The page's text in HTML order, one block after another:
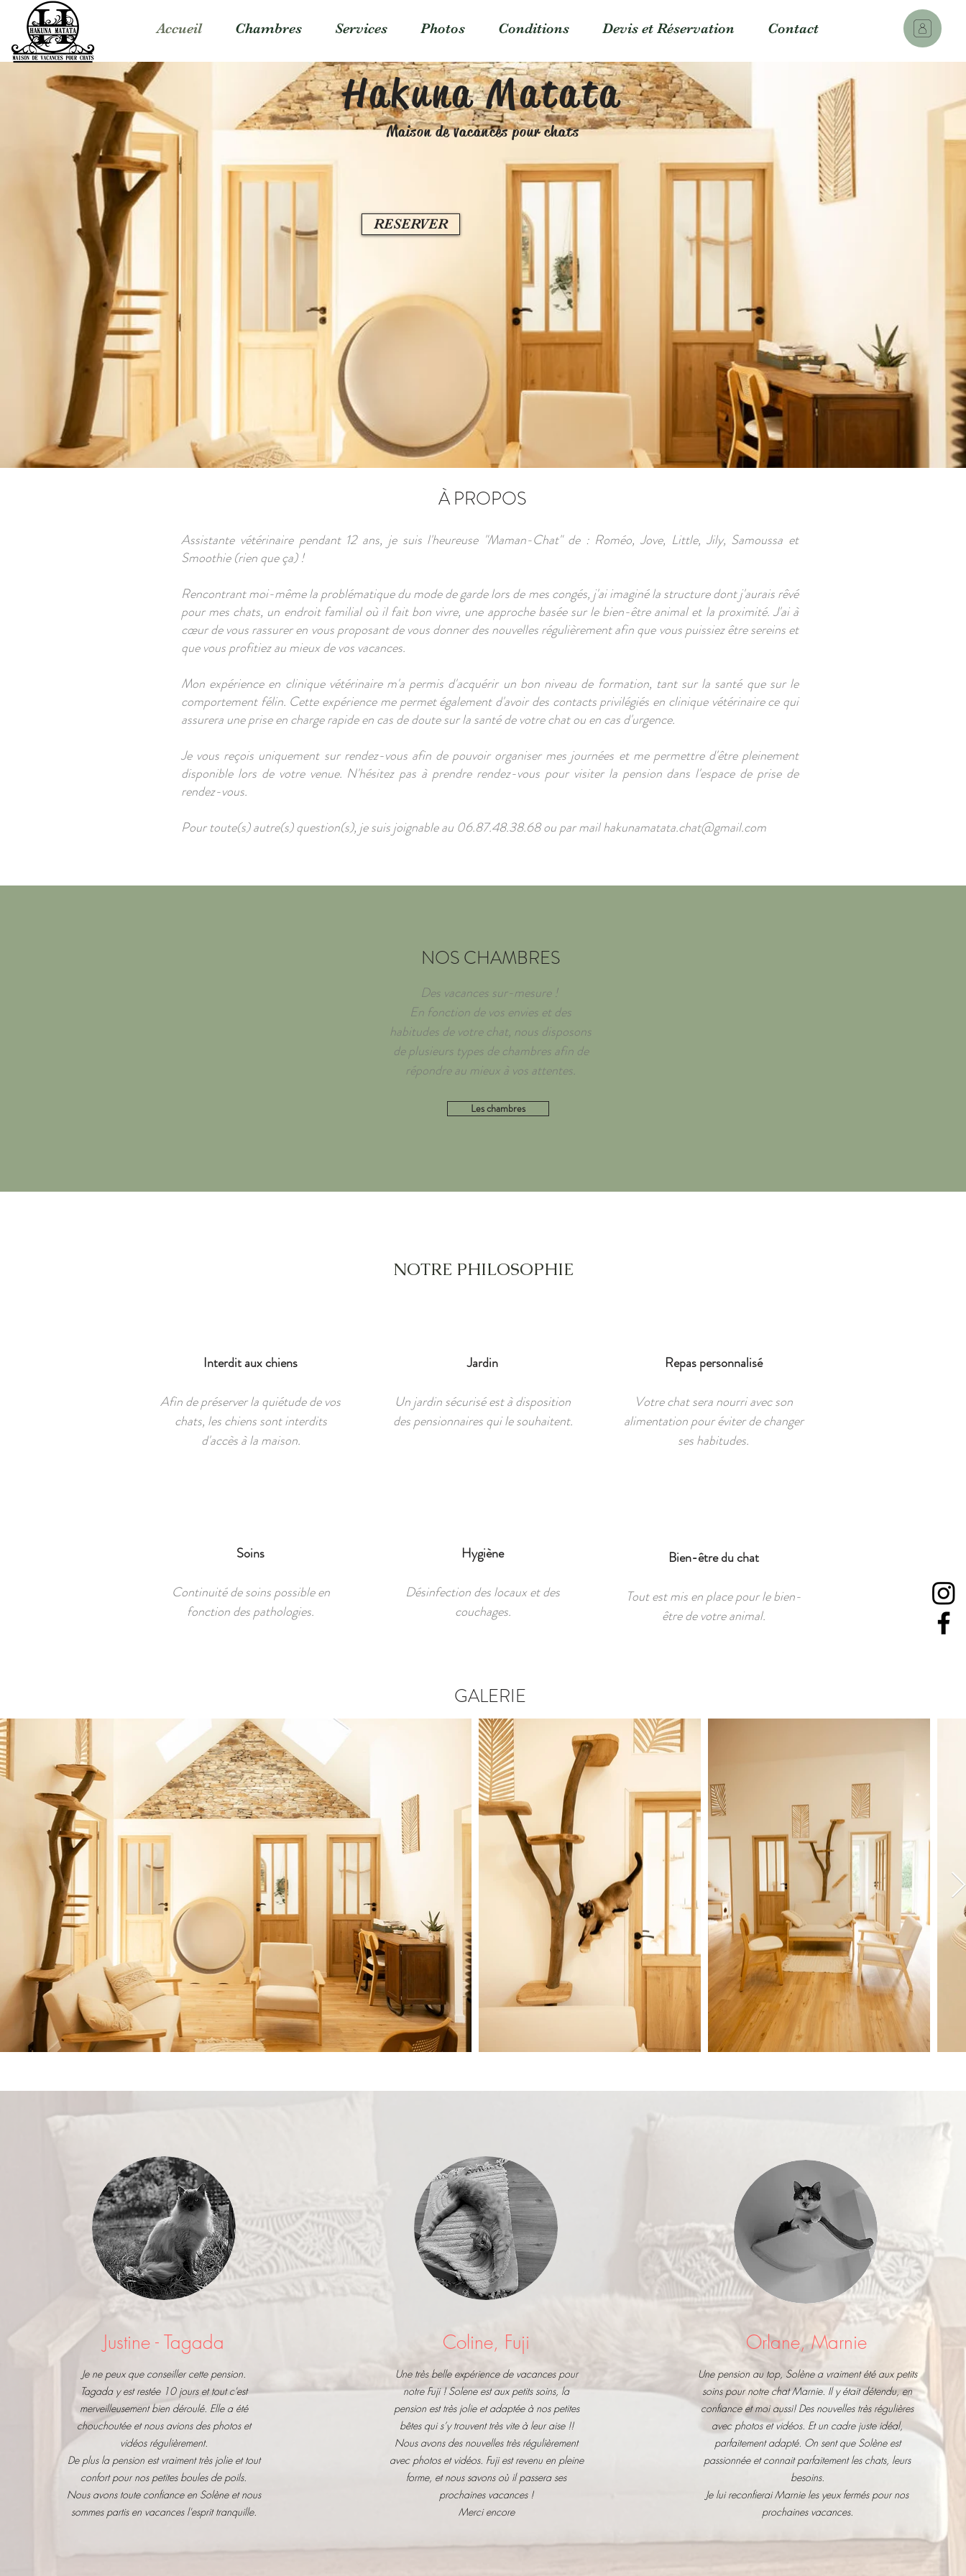
Accueil Chambres Services Photos Conditions Devis et Réservation Contact
Hakuna Matata
Maison de vacances pour chats
RESERVER
À PROPOS
Assistantevétérinaire pendant 12 ans, je suis l'heureuse "Maman-Chat" de : Roméo, Jove, Little, Jily, Samoussa et
Smoothie (rien que ça) !
Rencontrant moi-même la problématique du mode de garde lors de mes congés, j'ai imaginé la structure dont j'aurais rêvé
pour mes chats, un endroit familial où il fait bon vivre, une approche basée sur le bien-être animal et la proximité. J'ai à
cœur de vous rassurer en vous proposant de vous donner des nouvelles régulièrement afin que vous puissiez être sereins et
que vous profitiez au mieux de vos vacances.
Mon expérience en clinique vétérinaire m'a permis d'acquérir un bon niveau de formation, tant sur la santé que sur le
comportement félin. Cette expérience me permet également d'avoir des contacts privilégiés en clinique vétérinaire ce qui
assurera une prise en charge rapide en cas de doute sur la santé de votre chat ou en cas d'urgence.
Je vous reçois uniquement sur rendez-vous afin de pouvoir organiser mes journées et me permettre d'être pleinement
disponible lors de votre venue. N'hésitez pas à prendre rendez-vous pour visiter la pension dans l'espace de prise de
rendez-vous.
Pour toute(s) autre(s) question(s), je suis joignable au 06.87.48.38.68 ou par mailhakunamatata.chat@gmail.com
NOS CHAMBRES
Des vacances sur-mesure !
En fonction de vos envies et des
habitudes de votre chat, nous disposons
de plusieurs types de chambres afin de
répondre au mieux à vos attentes.
Les chambres
NOTRE PHILOSOPHIE
Interdit aux chiens
Afin de préserver la quiétude de vos
chats, les chiens sont interdits
d'accès à la maison.
Soins
Continuité de soins possible en
fonction des pathologies.
Jardin
Un jardin sécurisé est à disposition
des pensionnaires qui le souhaitent.
Hygiène
Désinfection des locaux et des
couchages.
Repas personnalisé
Votre chat sera nourri avec son
alimentation pour éviter de changer
ses habitudes.
Bien-être du chat
Tout est mis en place pour le bien-
être de votre animal.
GALERIE
Justine - Tagada
Je ne peux que conseiller cette pension.
Tagada y est restée 10 jours et tout c'est
merveilleusement bien déroulé. Elle a été
chouchoutée et nous avions des photos et
vidéos régulièrement.
De plus la pension est vraiment très jolie et tout
confort pour nos petites boules de poils.
Nous avons toute confiance en Solène et nous
sommes partis en vacances l'esprit tranquille.
Coline, Fuji
Une très belle expérience de vacances pour
notre Fuji ! Solene est aux petits soins, la
pension est très jolie et adaptée à nos petites
bêtes qui s’y trouvent très vite à leur aise !!
Nous avons des nouvelles très régulièrement
avec photos et vidéos. Fuji est revenu en pleine
forme, et nous savons où il passera ses
prochaines vacances !
Merci encore
Orlane, Marnie
Une pension au top, Solène a vraiment été aux petits
soins pour notre chat Marnie. Il y était détendu, en
confiance et moi aussi! Des nouvelles très régulières
avec photos et vidéos. Et un cadre juste idéal,
parfaitement adapté. On sent que Solène est
passionnée et connait parfaitement les chats, leurs
besoins.
Je lui reconfierai Marnie les yeux fermés pour nos
prochaines vacances.